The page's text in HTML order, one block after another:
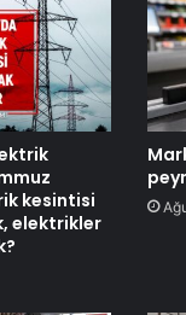
kesintisi
elektrikler